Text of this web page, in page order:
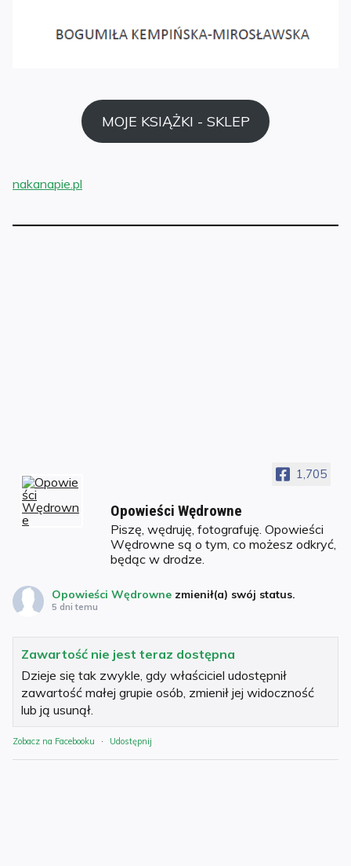
MOJE KSIĄŻKI - SKLEP
nakanapie.pl
1,705
Opowieści Wędrowne
Piszę, wędruję, fotografuję. Opowieści
Wędrowne są o tym, co możesz odkryć,
będąc w drodze.
Opowieści Wędrowne zmienił(a) swój status.
5 dni temu
Zawartość nie jest teraz dostępna
Dzieje się tak zwykle, gdy właściciel udostępnił
zawartość małej grupie osób, zmienił jej widoczność
lub ją usunął.
Zobacz na Facebooku · Udostępnij